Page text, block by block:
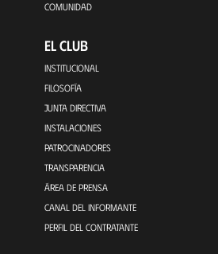
COMUNIDAD
EL CLUB
INSTITUCIONAL
FILOSOFÍA
JUNTA DIRECTIVA
INSTALACIONES
PATROCINADORES
TRANSPARENCIA
ÁREA DE PRENSA
CANAL DEL INFORMANTE
PERFIL DEL CONTRATANTE